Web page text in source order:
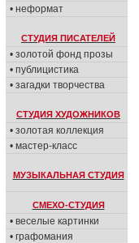
• неформат
СТУДИЯ ПИСАТЕЛЕЙ
• золотой фонд прозы
• публицистика
• загадки творчества
СТУДИЯ ХУДОЖНИКОВ
• золотая коллекция
• мастер-класс
МУЗЫКАЛЬНАЯ СТУДИЯ
СМЕХО-СТУДИЯ
• веселые картинки
• графомания